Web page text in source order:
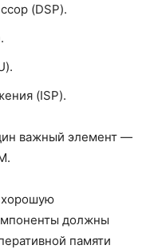
(DSP).
(ISP).
важный элемент —
хорошую
должны
памяти